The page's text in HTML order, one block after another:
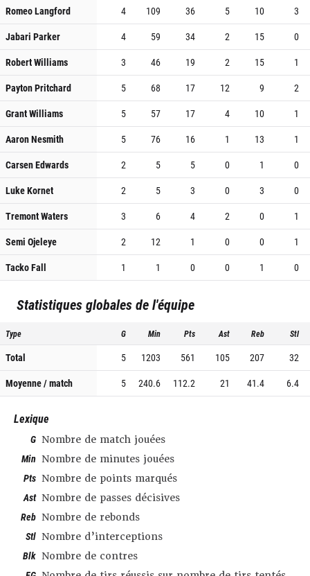
Romeo Langford
4 109 36 5 10
3
Jabari Parker
4 59 34 2 15
0
Robert Williams
3 46 19 2 15
1
Payton Pritchard
5 68 17 12 9
2
Grant Williams
5 57 17 4 10
1
Aaron Nesmith
5 76 16 1 13
1
Carsen Edwards
2 5 5 0 1
0
Luke Kornet
2 5 3 0 3
0
Tremont Waters
3 6 4 2 0
1
Semi Ojeleye
2 12 1 0 0
1
Tacko Fall
1 1 0 0 1 0
Statistiques globales de l'équipe
Type G Min Pts Ast Reb Stl
Total 5 1203 561 105 207
32
Moyenne / match
5 240.6 112.2 21 41.4 6.4
Lexique
G Nombre de match jouées
Min Nombre de minutes jouées
Pts Nombre de points marqués
Ast Nombre de passes décisives
Reb Nombre de rebonds
Stl Nombre d’interceptions
Blk Nombre de contres